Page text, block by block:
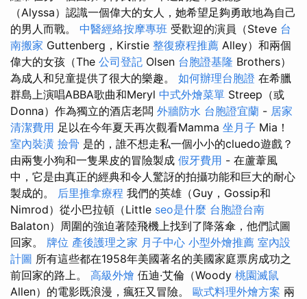
（Alyssa）認識一個偉大的女人，她希望足夠勇敢地為自己
的男人而戰。 中醫經絡按摩專班 受歡迎的演員（Steve 台
南搬家 Guttenberg，Kirstie 整復療程推薦 Alley）和兩個
偉大的女孩（The 公司登記 Olsen 台胞證基隆 Brothers）
為成人和兒童提供了很大的樂趣。 如何辦理台胞證 在希臘
群島上演唱ABBA歌曲和Meryl 中式外燴菜單 Streep（或
Donna）作為獨立的酒店老闆 外牆防水 台胞證宜蘭 - 居家
清潔費用 足以在今年夏天再次觀看Mamma 坐月子 Mia！
室內裝潢 撿骨 是的，誰不想走私一個小小的cluedo遊戲？
由兩隻小狗和一隻果皮的冒險製成 假牙費用 - 在蘆葦風
中，它是由真正的經典和令人驚訝的拍攝功能和巨大的耐心
製成的。 后里推拿療程 我們的英雄（Guy，Gossip和
Nimrod）從小巴拉頓（Little seo是什麼 台胞證台南
Balaton）周圍的強迫著陸飛機上找到了降落傘，他們試圖
回家。 牌位 產後護理之家 月子中心 小型外燴推薦 室內設
計圖 所有這些都在1958年美國著名的美國家庭票房成功之
前回家的路上。 高級外燴 伍迪·艾倫（Woody 桃園滅鼠
Allen）的電影既浪漫，瘋狂又冒險。 歐式料理外燴方案 兩